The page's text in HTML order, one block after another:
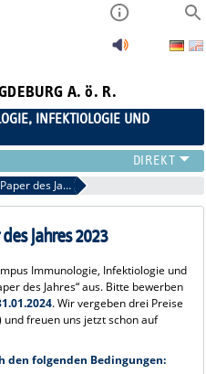
A. ö. R.
INFEKTIOLOGIE UND
Ausschreibung: GC-I³ Paper des Jahres 2023
Jahres 2023
Immunologie, Infektiologie und
des Jahres“ aus. Bitte bewerben
. Wir vergeben drei Preise
freuen uns jetzt schon auf
den folgenden Bedingungen: